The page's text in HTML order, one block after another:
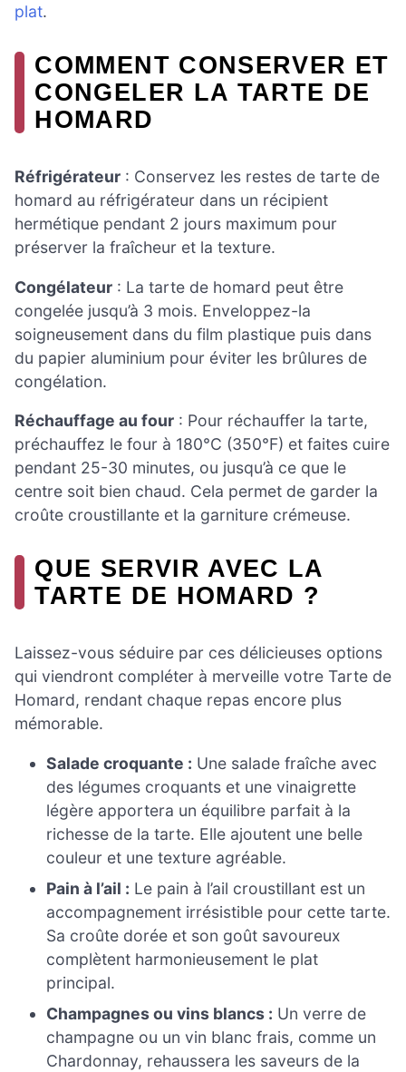
plat.
COMMENT CONSERVER ET
CONGELER LA TARTE DE
HOMARD
Réfrigérateur : Conservez les restes de tarte de
homard au réfrigérateur dans un récipient
hermétique pendant 2 jours maximum pour
préserver la fraîcheur et la texture.
Congélateur : La tarte de homard peut être
congelée jusqu’à 3 mois. Enveloppez-la
soigneusement dans du film plastique puis dans
du papier aluminium pour éviter les brûlures de
congélation.
Réchauffage au four : Pour réchauffer la tarte,
préchauffez le four à 180°C (350°F) et faites cuire
pendant 25-30 minutes, ou jusqu’à ce que le
centre soit bien chaud. Cela permet de garder la
croûte croustillante et la garniture crémeuse.
QUE SERVIR AVEC LA
TARTE DE HOMARD ?
Laissez-vous séduire par ces délicieuses options
qui viendront compléter à merveille votre Tarte de
Homard, rendant chaque repas encore plus
mémorable.
Salade croquante : Une salade fraîche avec
des légumes croquants et une vinaigrette
légère apportera un équilibre parfait à la
richesse de la tarte. Elle ajoutent une belle
couleur et une texture agréable.
Pain à l’ail : Le pain à l’ail croustillant est un
accompagnement irrésistible pour cette tarte.
Sa croûte dorée et son goût savoureux
complètent harmonieusement le plat
principal.
Champagnes ou vins blancs : Un verre de
champagne ou un vin blanc frais, comme un
Chardonnay, rehaussera les saveurs de la